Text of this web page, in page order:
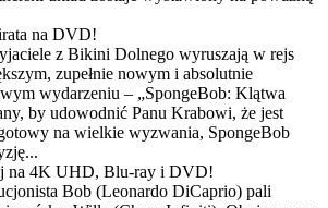
na DVD!
z Bikini Dolnego wyruszają w rejs
zupełnie nowym i absolutnie
wydarzeniu – „SpongeBob: Klątwa
by udowodnić Panu Krabowi, że jest
na wielkie wyzwania, SpongeBob
na 4K UHD, Blu-ray i DVD!
Bob (Leonardo DiCaprio) pali